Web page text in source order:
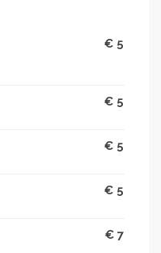
€ 5
€ 5
€ 5
€ 5
€ 7